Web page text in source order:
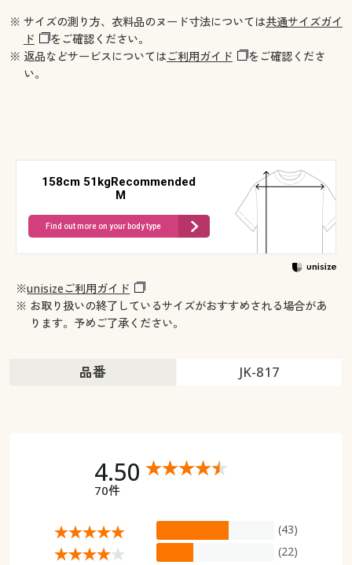
※ サイズの測り方、衣料品のヌード寸法については共通サイズガイ
ド
をご確認ください。
※ 返品などサービスについてはご利用ガイド
をご確認くださ
い。
158cm 51kgRecommended
M
Find out more on your body type
※unisizeご利用ガイド
※ お取り扱いの終了しているサイズがおすすめされる場合があ
ります。予めご了承ください。
品番 JK-817
4.50
70件
(43)
(22)